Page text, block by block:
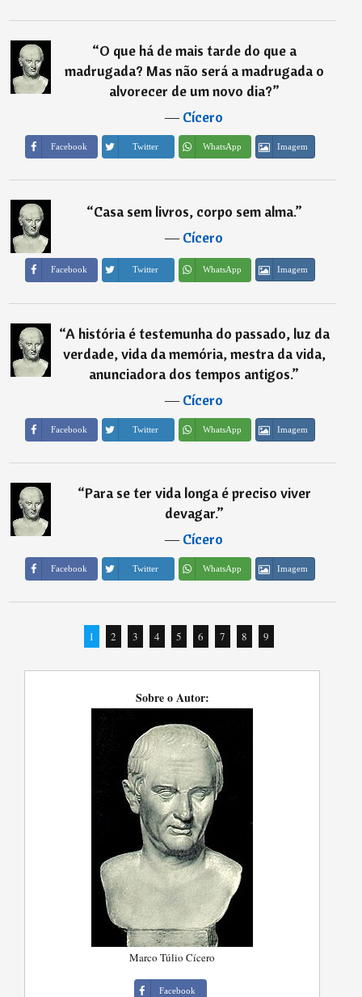
“O que há de mais tarde do que a
madrugada? Mas não será a madrugada o
alvorecer de um novo dia?”
―Cícero
Facebook Twitter WhatsApp Imagem
“Casa sem livros, corpo sem alma.”
―Cícero
Facebook Twitter WhatsApp Imagem
“A história é testemunha do passado, luz da
verdade, vida da memória, mestra da vida,
anunciadora dos tempos antigos.”
―Cícero
Facebook Twitter WhatsApp Imagem
“Para se ter vida longa é preciso viver
devagar.”
―Cícero
Facebook Twitter WhatsApp Imagem
1 2 3 4 5 6 7 8 9
Sobre o Autor:
Marco Túlio Cícero
Facebook